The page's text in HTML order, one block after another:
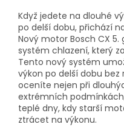
Když jedete na dlouhé
po delší dobu, přichází
Nový motor Bosch CX
systém chlazení, který
Tento nový systém
výkon po delší dobu
oceníte nejen při
extrémních
teplé dny, kdy starší
ztrácet na výkonu.